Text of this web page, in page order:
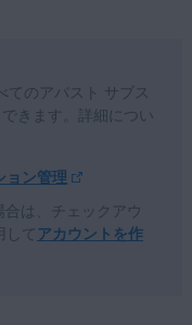
てのアバスト サブス
きます。詳細につい
ョン管理
は、チェックアウ
て アカウントを作